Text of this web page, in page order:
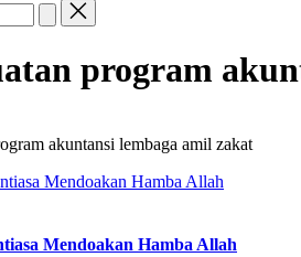
program
akuntansi lembaga amil zakat
Mendoakan Hamba Allah